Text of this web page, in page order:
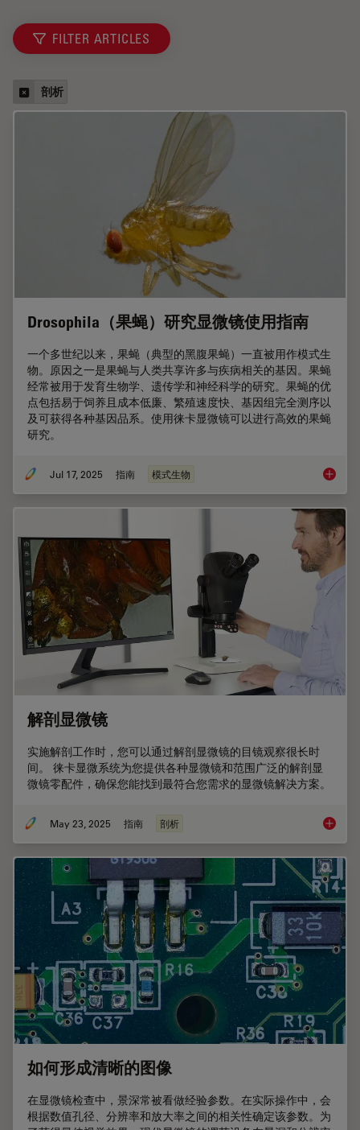
FILTER ARTICLES
剖析
Drosophila（果蝇）研究显微镜使用指南
一个多世纪以来，果蝇（典型的黑腹果蝇）一直被用作模式生
物。原因之一是果蝇与人类共享许多与疾病相关的基因。果蝇
经常被用于发育生物学、遗传学和神经科学的研究。果蝇的优
点包括易于饲养且成本低廉、繁殖速度快、基因组完全测序以
及可获得各种基因品系。使用徕卡显微镜可以进行高效的果蝇
研究。
Jul 17, 2025 指南 模式生物
解剖显微镜
实施解剖工作时，您可以通过解剖显微镜的目镜观察很长时
间。 徕卡显微系统为您提供各种显微镜和范围广泛的解剖显
微镜零配件，确保您能找到最符合您需求的显微镜解决方案。
May 23, 2025 指南 剖析 解剖显
如何形成清晰的图像
在显微镜检查中，景深常被看做经验参数。在实际操作中，会
根据数值孔径、分辨率和放大率之间的相关性确定该参数。为